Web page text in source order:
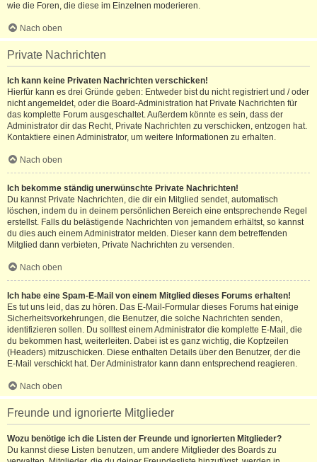
wie die Foren, die diese im Einzelnen moderieren.
Nach oben
Private Nachrichten
Ich kann keine Privaten Nachrichten verschicken!
Hierfür kann es drei Gründe geben: Entweder bist du nicht registriert und / oder
nicht angemeldet, oder die Board-Administration hat Private Nachrichten für
das komplette Forum ausgeschaltet. Außerdem könnte es sein, dass der
Administrator dir das Recht, Private Nachrichten zu verschicken, entzogen hat.
Kontaktiere einen Administrator, um weitere Informationen zu erhalten.
Nach oben
Ich bekomme ständig unerwünschte Private Nachrichten!
Du kannst Private Nachrichten, die dir ein Mitglied sendet, automatisch
löschen, indem du in deinem persönlichen Bereich eine entsprechende Regel
erstellst. Falls du belästigende Nachrichten von jemandem erhältst, so kannst
du dies auch einem Administrator melden. Dieser kann dem betreffenden
Mitglied dann verbieten, Private Nachrichten zu versenden.
Nach oben
Ich habe eine Spam-E-Mail von einem Mitglied dieses Forums erhalten!
Es tut uns leid, das zu hören. Das E-Mail-Formular dieses Forums hat einige
Sicherheitsvorkehrungen, die Benutzer, die solche Nachrichten senden,
identifizieren sollen. Du solltest einem Administrator die komplette E-Mail, die
du bekommen hast, weiterleiten. Dabei ist es ganz wichtig, die Kopfzeilen
(Headers) mitzuschicken. Diese enthalten Details über den Benutzer, der die
E-Mail verschickt hat. Der Administrator kann dann entsprechend reagieren.
Nach oben
Freunde und ignorierte Mitglieder
Wozu benötige ich die Listen der Freunde und ignorierten Mitglieder?
Du kannst diese Listen benutzen, um andere Mitglieder des Boards zu